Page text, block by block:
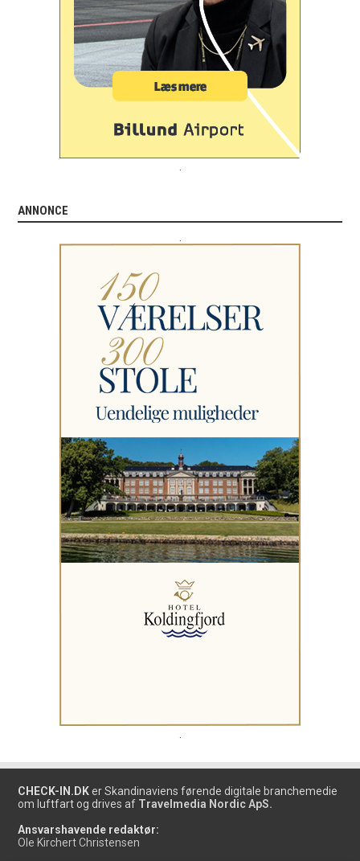
ANNONCE
CHECK-IN.DK er Skandinaviens førende digitale branchemedie
om luftfart og drives af Travelmedia Nordic ApS.
Ansvarshavende redaktør:
Ole Kirchert Christensen